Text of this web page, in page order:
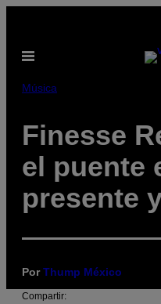
contenido
Abrir
Música
Finesse
el puente
presente
PorThump México
Compartir: